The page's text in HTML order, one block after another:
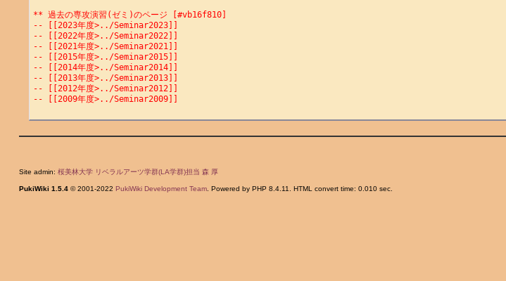
** 過去の専攻演習(ゼミ)のページ [#vb16f810]
-- [[2023年度>../Seminar2023]]
-- [[2022年度>../Seminar2022]]
-- [[2021年度>../Seminar2021]]
-- [[2015年度>../Seminar2015]]
-- [[2014年度>../Seminar2014]]
-- [[2013年度>../Seminar2013]]
-- [[2012年度>../Seminar2012]]
-- [[2009年度>../Seminar2009]]
Site admin: 桜美林大学 リベラルアーツ学群(LA学群)担当 森 厚
PukiWiki 1.5.4© 2001-2022 PukiWiki Development Team. Powered by PHP 8.4.11. HTML convert time: 0.010 sec.